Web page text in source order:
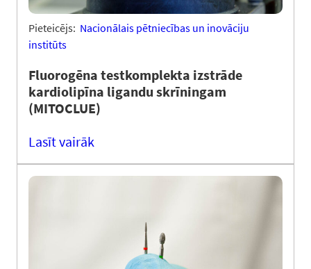
Pieteicējs: Nacionālais pētniecības un inovāciju
institūts
Fluorogēna testkomplekta izstrāde
kardiolipīna ligandu skrīningam
(MITOCLUE)
Lasīt vairāk